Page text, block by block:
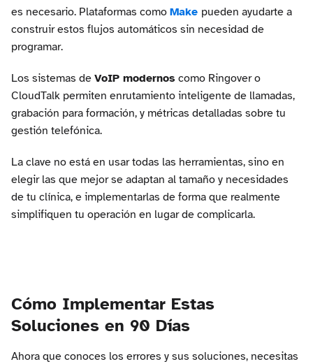
es necesario. Plataformas como Make pueden ayudarte a
construir estos flujos automáticos sin necesidad de
programar.
Los sistemas de VoIP modernos como Ringover o
CloudTalk permiten enrutamiento inteligente de llamadas,
grabación para formación, y métricas detalladas sobre tu
gestión telefónica.
La clave no está en usar todas las herramientas, sino en
elegir las que mejor se adaptan al tamaño y necesidades
de tu clínica, e implementarlas de forma que realmente
simplifiquen tu operación en lugar de complicarla.
Cómo Implementar Estas
Soluciones en 90 Días
Ahora que conoces los errores y sus soluciones, necesitas